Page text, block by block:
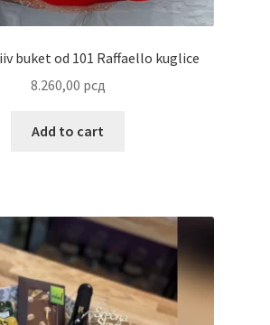
buket od 101 Raffaello kuglice
8.260,00 рсд
Add to cart